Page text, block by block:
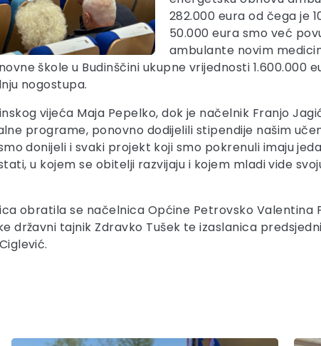
282.000 eura od čega je
50.000 eura smo već
ambulante novim
škole u Budinščini ukupne vrijednosti 1.600.000
nogostupa.
vijeća Maja Pepelko, dok je načelnik Franjo
programe, ponovno dodijelili stipendije našim
donijeli i svaki projekt koji smo pokrenuli imaju
u kojem se obitelji razvijaju i kojem mladi vide
obratila se načelnica Općine Petrovsko Valentina
državni tajnik Zdravko Tušek te izaslanica